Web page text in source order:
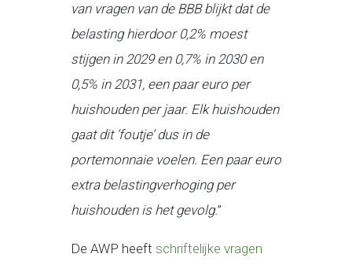
van vragen van de BBB blijkt dat de
belasting hierdoor 0,2% moest
stijgen in 2029 en 0,7% in 2030 en
0,5% in 2031, een paar euro per
huishouden per jaar. Elk huishouden
gaat dit ‘foutje’ dus in de
portemonnaie voelen. Een paar euro
extra belastingverhoging per
huishouden is het gevolg.”
De AWP heeft schriftelijke vragen